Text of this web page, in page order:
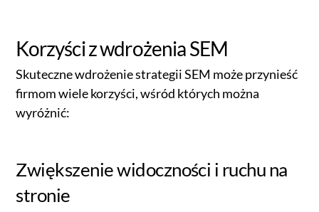
Korzyści z wdrożenia SEM
Skuteczne wdrożenie strategii SEM może przynieść
firmom wiele korzyści, wśród których można
wyróżnić:
Zwiększenie widoczności i ruchu na
stronie